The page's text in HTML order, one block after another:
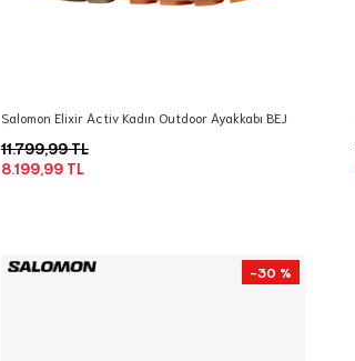
Salomon Elixir Activ Kadın Outdoor Ayakkabı BEJ
8.199,99 TL
11.799,99 TL
-30 %